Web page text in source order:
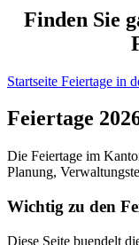
Finden Sie
Startseite Feiertage in
Feiertage
Die Feiertage im
Planung,
Wichtig zu den
Diese Seite buendelt